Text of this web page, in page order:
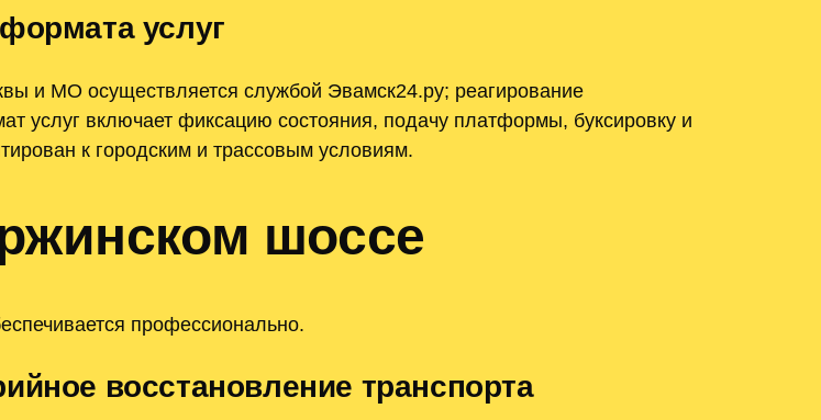
услуг
и МО осуществляется службой Эвамск24.ру; реагирование
услуг включает фиксацию состояния, подачу платформы, буксировку и
к городским и трассовым условиям.
шоссе
профессионально.
восстановление транспорта